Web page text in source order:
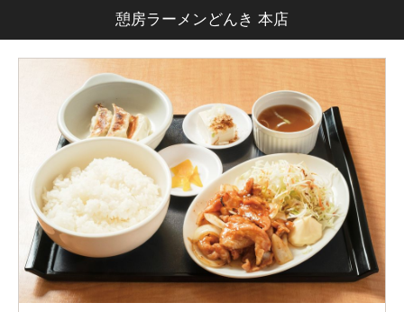
憩房ラーメンどんき 本店